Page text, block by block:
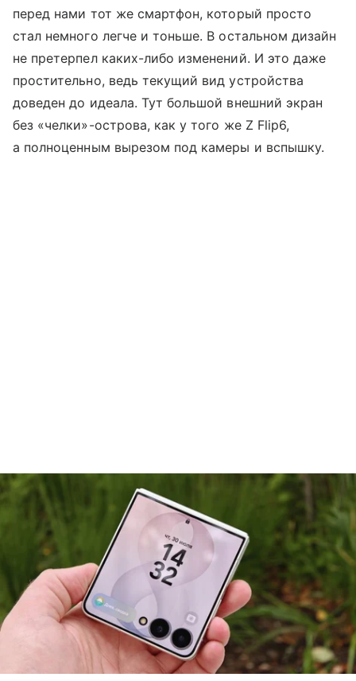
перед нами тот же смартфон, который просто
стал немного легче и тоньше. В остальном дизайн
не претерпел каких-либо изменений. И это даже
простительно, ведь текущий вид устройства
доведен до идеала. Тут большой внешний экран
без «челки»-острова, как у того же Z Flip6,
а полноценным вырезом под камеры и вспышку.